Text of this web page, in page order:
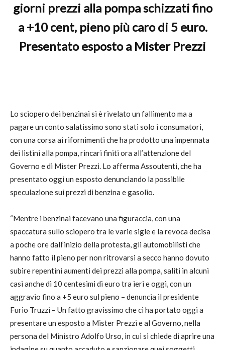
giorni prezzi alla pompa schizzati fino
a +10 cent, pieno più caro di 5 euro.
Presentato esposto a Mister Prezzi
Lo sciopero dei benzinai si è rivelato un fallimento ma a
pagare un conto salatissimo sono stati solo i consumatori,
con una corsa ai rifornimenti che ha prodotto una impennata
dei listini alla pompa, rincari finiti ora all’attenzione del
Governo e di Mister Prezzi. Lo afferma Assoutenti, che ha
presentato oggi un esposto denunciando la possibile
speculazione sui prezzi di benzina e gasolio.
“Mentre i benzinai facevano una figuraccia, con una
spaccatura sullo sciopero tra le varie sigle e la revoca decisa
a poche ore dall’inizio della protesta, gli automobilisti che
hanno fatto il pieno per non ritrovarsi a secco hanno dovuto
subire repentini aumenti dei prezzi alla pompa, saliti in alcuni
casi anche di 10 centesimi di euro tra ieri e oggi, con un
aggravio fino a +5 euro sul pieno – denuncia il presidente
Furio Truzzi – Un fatto gravissimo che ci ha portato oggi a
presentare un esposto a Mister Prezzi e al Governo, nella
persona del Ministro Adolfo Urso, in cui si chiede di aprire una